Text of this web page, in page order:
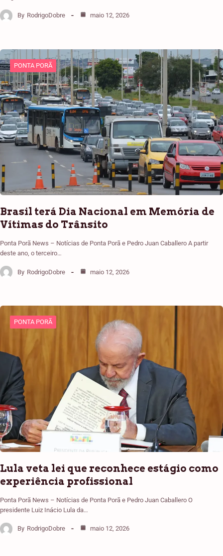
By RodrigoDobre maio 12, 2026
PONTA PORÃ
Brasil terá Dia Nacional em Memória de
Vítimas do Trânsito
Ponta Porã News – Notícias de Ponta Porã e Pedro Juan Caballero A partir
deste ano, o terceiro…
By RodrigoDobre maio 12, 2026
PONTA PORÃ
Lula veta lei que reconhece estágio como
experiência profissional
Ponta Porã News – Notícias de Ponta Porã e Pedro Juan Caballero O
presidente Luiz Inácio Lula da…
By RodrigoDobre maio 12, 2026